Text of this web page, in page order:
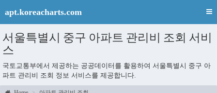
apt.koreacharts.com
서울특별시 중구 아파트 관리비 조회 서비
스
국토교통부에서 제공하는 공공데이터를 활용하여 서울특별시 중구 아
파트 관리비 조회 정보 서비스를 제공합니다.